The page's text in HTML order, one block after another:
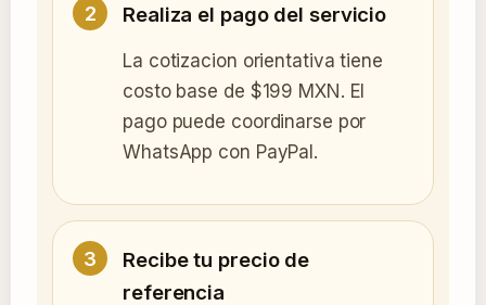
Realiza el pago del servicio
La cotizacion orientativa tiene
costo base de $199 MXN. El
pago puede coordinarse por
WhatsApp con PayPal.
Recibe tu precio de
referencia